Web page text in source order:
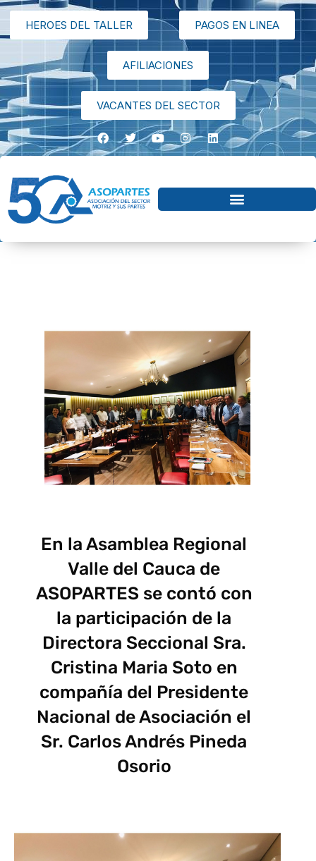
HEROES DEL TALLER PAGOS EN LINEA
AFILIACIONES
VACANTES DEL SECTOR
En la Asamblea Regional
Valle del Cauca de
ASOPARTES se contó con
la participación de la
Directora Seccional Sra.
Cristina Maria Soto en
compañía del Presidente
Nacional de Asociación el
Sr. Carlos Andrés Pineda
Osorio